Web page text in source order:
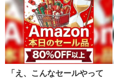
「え、こんなセールやって